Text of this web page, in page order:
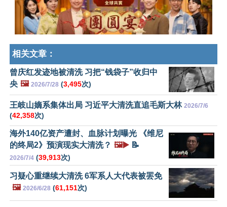
相关文章：
曾庆红发迹地被清洗 习把“钱袋子”收归中
央 🖼️ 2026/7/28 (3,495次)
王岐山嫡系集体出局 习近平大清洗直追毛斯大林 2026/7/6
(42,358次)
海外140亿资产遭封、血脉计划曝光 《维尼
的终局2》预演现实大清洗？ 🖼️▶️ 📝
2026/7/4 (39,913次)
习疑心重继续大清洗 6军系人大代表被罢免
🖼️ 2026/6/28 (61,151次)